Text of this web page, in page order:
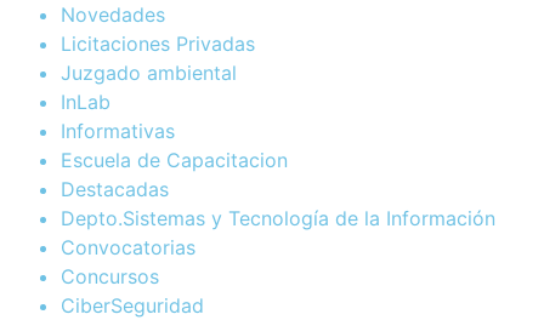
Novedades
Licitaciones Privadas
Juzgado ambiental
InLab
Informativas
Escuela de Capacitacion
Destacadas
Depto.Sistemas y Tecnología de la Información
Convocatorias
Concursos
CiberSeguridad